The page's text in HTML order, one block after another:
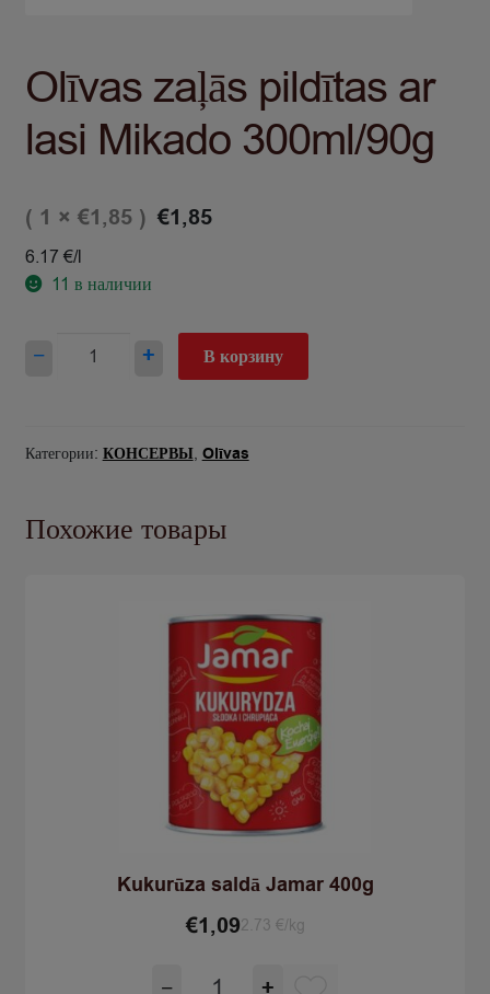
Olīvas zaļās pildītas ar
lasi Mikado 300ml/90g
€1,85
( 1 × €1,85)
6.17 €/l
11 в наличии
−
Количество
товара
pildītas
Mikado
+ В корзину
Категории: КОНСЕРВЫ, Olīvas
Похожие товары
Kukurūza saldā Jamar 400g
€1,092.73 €/kg
Количество